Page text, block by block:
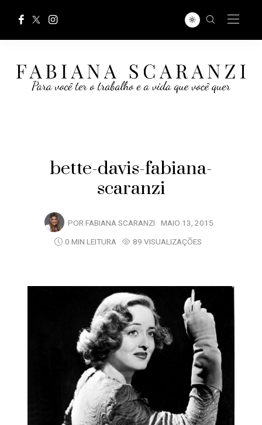
bette-davis-fabiana-
scaranzi
POR FABIANA SCARANZI MAIO 13, 2015
0 MIN LEITURA
89 VISUALIZAÇÕES